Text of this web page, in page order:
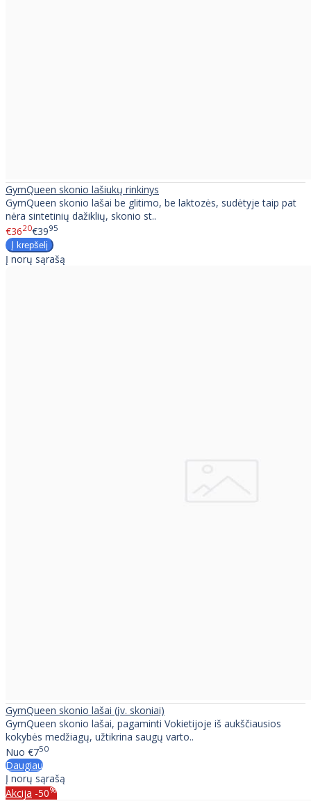
GymQueen skonio lašiukų rinkinys
GymQueen skonio lašai be glitimo, be laktozės, sudėtyje taip pat
nėra sintetinių dažiklių, skonio st..
€3620€3995
Į norų sąrašą
GymQueen skonio lašai (įv. skoniai)
GymQueen skonio lašai, pagaminti Vokietijoje iš aukščiausios
kokybės medžiagų, užtikrina saugų varto..
Nuo €750
Daugiau
Į norų sąrašą
Akcija -50%